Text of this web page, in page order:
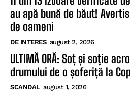
au apă bună de băut!
de oameni
DE INTERES august 2, 2026
ULTIMĂ ORĂ: Soț și soție
drumului de o șoferiță la
SCANDAL august 1, 2026